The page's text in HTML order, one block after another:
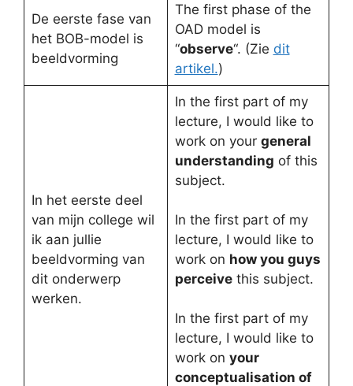
De eerste fase van
het BOB-model is
beeldvorming
The first phase of the
OAD model is
“observe“. (Zie dit
artikel.)
In het eerste deel
van mijn college wil
ik aan jullie
beeldvorming van
dit onderwerp
werken.
In the first part of my
lecture, I would like to
work on your general
understanding of this
subject.
In the first part of my
lecture, I would like to
work on how you guys
perceivethis subject.
In the first part of my
lecture, I would like to
work on your
conceptualisation of